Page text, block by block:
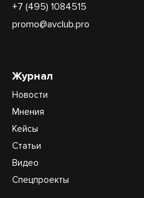
+7 (495) 1084515
promo@avclub.pro
Журнал
Новости
Мнения
Кейсы
Статьи
Видео
Спецпроекты